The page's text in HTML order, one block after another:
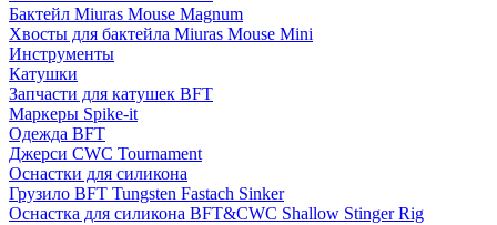
Бактейл Miuras Mouse Magnum
Хвосты для бактейла Miuras Mouse Mini
Инструменты
Катушки
Запчасти для катушек BFT
Маркеры Spike-it
Одежда BFT
Джерси CWC Tournament
Оснастки для силикона
Грузило BFT Tungsten Fastach Sinker
Оснастка для силикона BFT&CWC Shallow Stinger Rig